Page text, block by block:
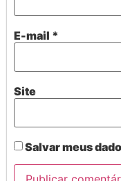
E-mail *
Site
Salvar meus